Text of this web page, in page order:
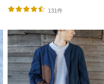
131件